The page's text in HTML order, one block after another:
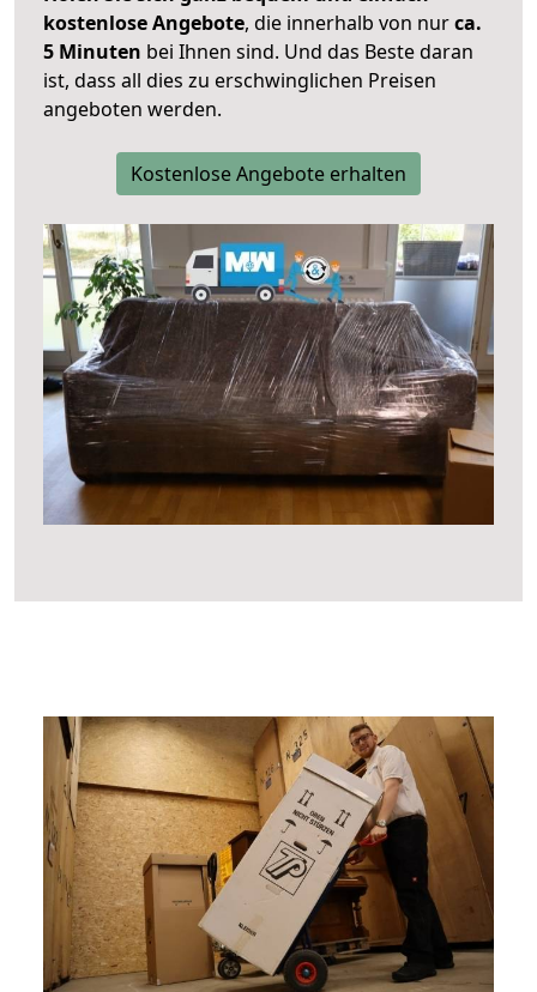
kostenlose Angebote, die innerhalb von nurca.
5 Minuten bei Ihnen sind. Und das Beste daran
ist, dass all dies zu erschwinglichen Preisen
angeboten werden.
Kostenlose Angebote erhalten